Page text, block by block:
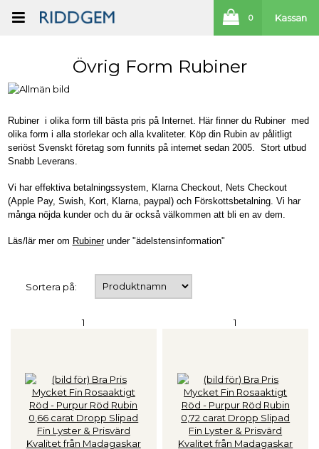
0 Kassan
Övrig Form Rubiner
Rubiner i olika form till bästa pris på Internet. Här finner du Rubiner med
olika form i alla storlekar och alla kvaliteter. Köp din Rubin av pålitligt
seriöst Svenskt företag som funnits på internet sedan 2005. Stort utbud
Snabb Leverans.
Vi har effektiva betalningssystem, Klarna Checkout, Nets Checkout
(Apple Pay, Swish, Kort, Klarna, paypal) och Förskottsbetalning. Vi har
många nöjda kunder och du är också välkommen att bli en av dem.
Läs/lär mer om Rubinerunder "ädelstensinformation"
Sortera på:
1 1